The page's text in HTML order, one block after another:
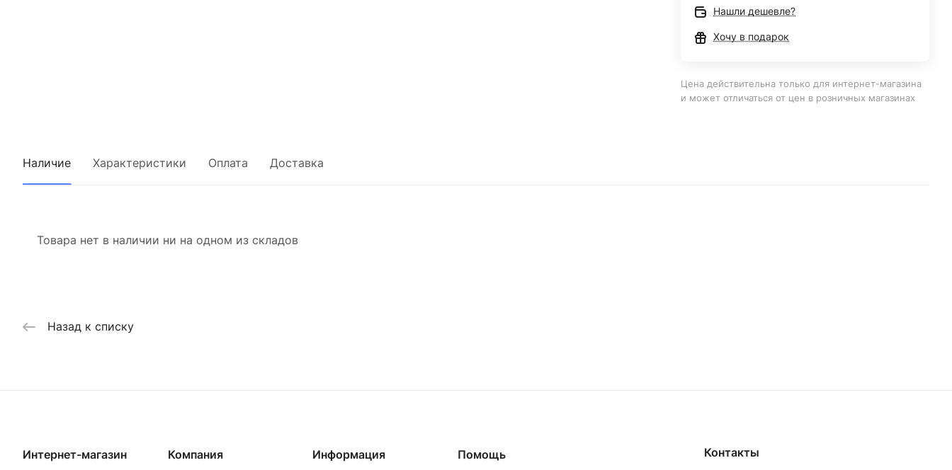
Нашли дешевле?
Хочу в подарок
Цена действительна только для интернет-магазина
и может отличаться от цен в розничных магазинах
Наличие Характеристики Оплата Доставка
Товара нет в наличии ни на одном из складов
Назад к списку
Интернет-магазин Компания Информация Помощь Контакты